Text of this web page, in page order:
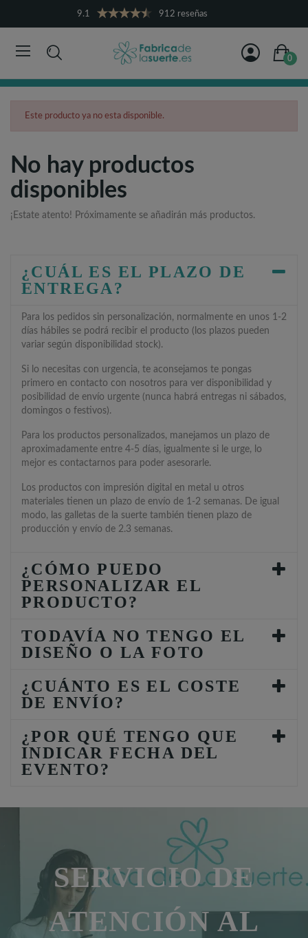
9.1 912 reseñas
0
Este producto ya no esta disponible.
No hay productos
disponibles
¡Estate atento! Próximamente se añadirán más productos.
¿CUÁL ES EL PLAZO DE
ENTREGA?
Para los pedidos sin personalización, normalmente en unos 1-2
días hábiles se podrá recibir el producto (los plazos pueden
variar según disponibilidad stock).
Si lo necesitas con urgencia, te aconsejamos te pongas
primero en contacto con nosotros para ver disponibilidad y
posibilidad de envío urgente (nunca habrá entregas ni sábados,
domingos o festivos).
Para los productos personalizados, manejamos un plazo de
aproximadamente entre 4-5 días, igualmente si le urge, lo
mejor es contactarnos para poder asesorarle.
Los productos con impresión digital en metal u otros
materiales tienen un plazo de envío de 1-2 semanas. De igual
modo, las galletas de la suerte también tienen plazo de
producción y envío de 2.3 semanas.
¿CÓMO PUEDO
PERSONALIZAR EL
PRODUCTO?
TODAVÍA NO TENGO EL
DISEÑO O LA FOTO
¿CUÁNTO ES EL COSTE
DE ENVÍO?
¿POR QUÉ TENGO QUE
INDICAR FECHA DEL
EVENTO?
SERVICIO DE
ATENCIÓN AL